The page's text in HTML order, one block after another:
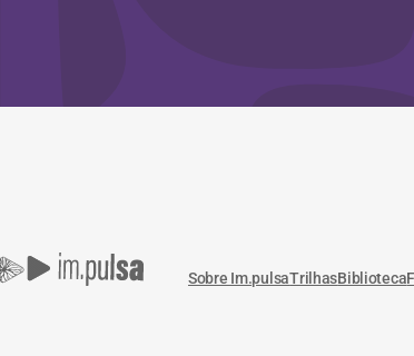
Sobre Im.pulsaTrilhasBiblioteca